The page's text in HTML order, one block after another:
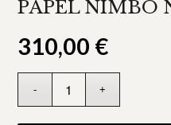
PAPEL NIMBO
310,00 €